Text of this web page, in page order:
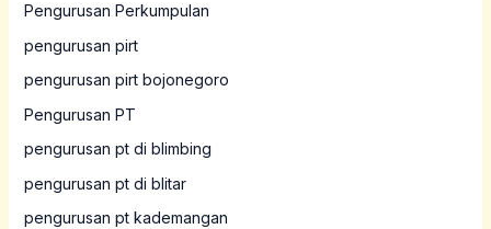
Pengurusan Perkumpulan
pengurusan pirt
pengurusan pirt bojonegoro
Pengurusan PT
pengurusan pt di blimbing
pengurusan pt di blitar
pengurusan pt kademangan